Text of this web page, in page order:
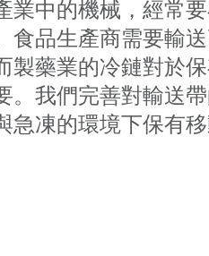
業中的機械，經常
食品生產商需要輸
製藥業的冷鏈對於
。我們完善對輸送
急凍的環境下保有